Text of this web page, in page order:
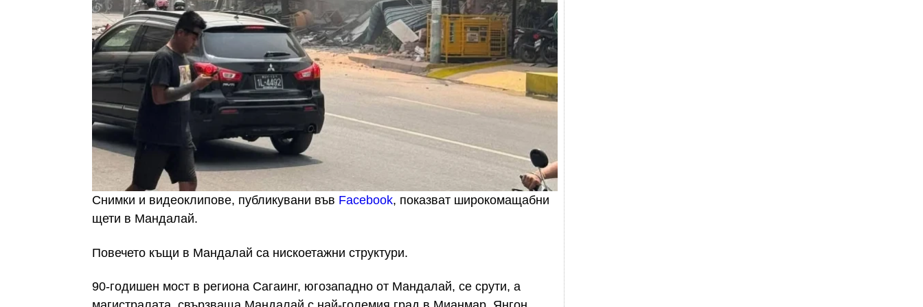
Снимки и видеоклипове, публикувани във Facebook, показват широкомащабни
щети в Мандалай.
Повечето къщи в Мандалай са нискоетажни структури.
90-годишен мост в региона Сагаинг, югозападно от Мандалай, се срути, а